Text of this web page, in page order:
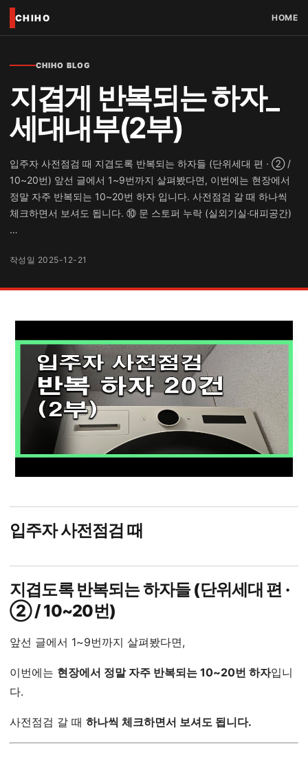
CHIHO HOME
CHIHO BLOG
지겹게 반복되는 하자_
세대내부(2부)
입주자 사전점검 때 지겹도록 반복되는 하자들 (단위세대 편 · ② /
10~20번) 앞선 글에서 1~9번까지 살펴봤다면, 이번에는 현장에서
정말 자주 반복되는 10~20번 하자 입니다. 사전점검 갈 때 하나씩
체크하면서 보셔도 됩니다. ⑩ 문 스토퍼 누락 (실외기실·대피공간)
…
작성일 2025-12-21
입주자 사전점검 때
지겹도록 반복되는 하자들 (단위세대 편 ·
② / 10~20번)
앞선 글에서 1~9번까지 살펴봤다면,
이번에는 현장에서 정말 자주 반복되는 10~20번 하자입니
다.
사전점검 갈 때 하나씩 체크하면서 보셔도 됩니다.